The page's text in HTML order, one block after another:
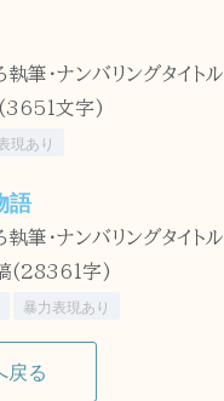
筆・ナンバリングタイト
文字)
現あり
語
筆・ナンバリングタイト
(28361字)
暴力表現あり
戻る